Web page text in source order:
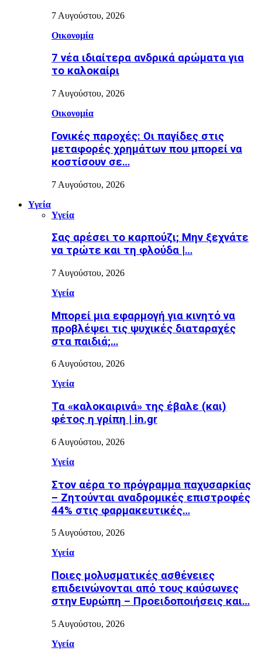
7 Αυγούστου, 2026
Οικονομία
7 νέα ιδιαίτερα ανδρικά αρώματα για
το καλοκαίρι
7 Αυγούστου, 2026
Οικονομία
Γονικές παροχές: Οι παγίδες στις
μεταφορές χρημάτων που μπορεί να
κοστίσουν σε…
7 Αυγούστου, 2026
Υγεία
Υγεία
Σας αρέσει το καρπούζι; Μην ξεχνάτε
να τρώτε και τη φλούδα |…
7 Αυγούστου, 2026
Υγεία
Μπορεί μια εφαρμογή για κινητό να
προβλέψει τις ψυχικές διαταραχές
στα παιδιά;…
6 Αυγούστου, 2026
Υγεία
Τα «καλοκαιρινά» της έβαλε (και)
φέτος η γρίπη | in.gr
6 Αυγούστου, 2026
Υγεία
Στον αέρα το πρόγραμμα παχυσαρκίας
– Ζητούνται αναδρομικές επιστροφές
44% στις φαρμακευτικές…
5 Αυγούστου, 2026
Υγεία
Ποιες μολυσματικές ασθένειες
επιδεινώνονται από τους καύσωνες
στην Ευρώπη – Προειδοποιήσεις και…
5 Αυγούστου, 2026
Υγεία